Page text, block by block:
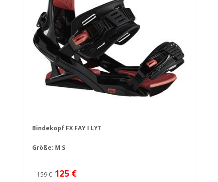
Bindekopf FX FAY I LYT
Größe: M S
159 € 125 €